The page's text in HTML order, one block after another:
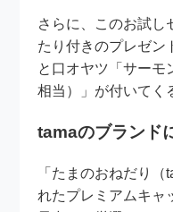
さらに、このお試し
たり付きのプレゼン
と口オヤツ「サーモ
相当）」が付いてく
tamaのブランド
「たまのおねだり
れたプレミアムキャ